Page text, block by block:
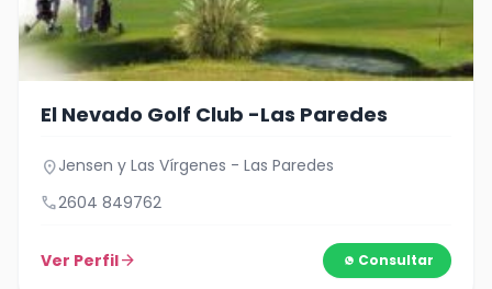
El Nevado Golf Club -Las Paredes
location_onJensen y Las Vírgenes - Las Paredes
call2604 849762
Ver Perfilarrow_forward Consultar